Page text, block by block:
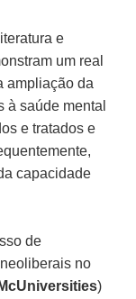
e
um real
ampliação da
saúde mental
e tratados e
capacidade
de
no
McUniversities)